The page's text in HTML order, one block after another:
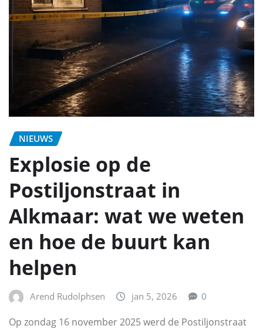
NIEUWS
Explosie op de
Postiljonstraat in
Alkmaar: wat we weten
en hoe de buurt kan
helpen
Arend Rudolphsen jan 5, 2026 0
Op zondag 16 november 2025 werd de Postiljonstraat